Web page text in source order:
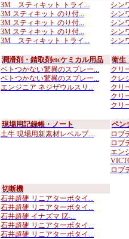
3M スティキット トライ...
3M スティキット のり付...
3M スティキット のり付...
3M スティキット のり付...
3M スティキット トライ...
シン
シン
シン
シン
シン
潤滑剤・錆取剤etcケミカル用品
ベトつかない驚異のスプレー...
ベトつかない驚異のスプレー...
エンジニア ネジザウルスリ...
衛生
クリ
クレ
クリ
クリ
クリ
現場用記録帳・ノート
土牛 現場用新素材レベルブ...
ペン
ロブ
ロブ
エン
ロブ
切断機
石井超硬 リニアターボタイ...
石井超硬 リニアターボタイ...
石井超硬 イナズマ IZ-...
石井超硬 リニアターボタイ...
石井超硬 リニアターボタイ...